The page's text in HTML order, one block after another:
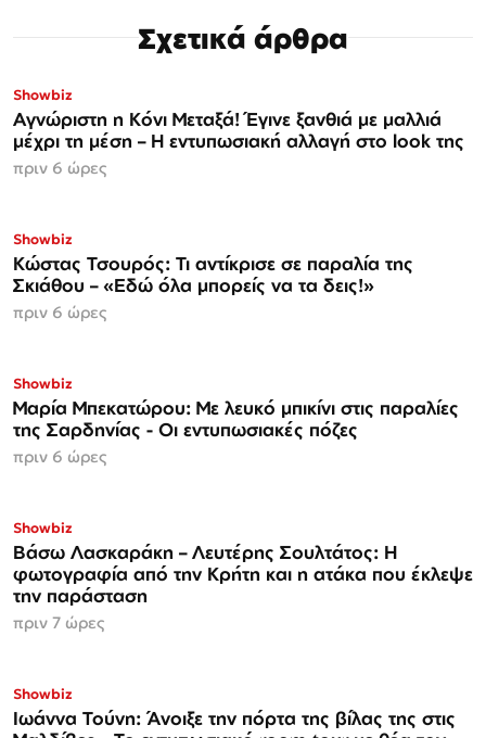
Σχετικά άρθρα
Showbiz
Αγνώριστη η Κόνι Μεταξά! Έγινε ξανθιά με μαλλιά
μέχρι τη μέση – Η εντυπωσιακή αλλαγή στο look της
πριν 6 ώρες
Showbiz
Κώστας Τσουρός: Τι αντίκρισε σε παραλία της
Σκιάθου – «Εδώ όλα μπορείς να τα δεις!»
πριν 6 ώρες
Showbiz
Μαρία Μπεκατώρου: Με λευκό μπικίνι στις παραλίες
της Σαρδηνίας - Οι εντυπωσιακές πόζες
πριν 6 ώρες
Showbiz
Βάσω Λασκαράκη – Λευτέρης Σουλτάτος: Η
φωτογραφία από την Κρήτη και η ατάκα που έκλεψε
την παράσταση
πριν 7 ώρες
Showbiz
Ιωάννα Τούνη: Άνοιξε την πόρτα της βίλας της στις